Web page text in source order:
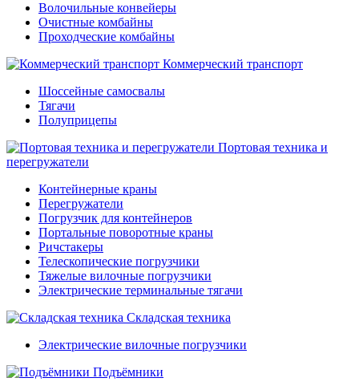
Волочильные конвейеры
Очистные комбайны
Проходческие комбайны
Коммерческий транспорт
Шоссейные самосвалы
Тягачи
Полуприцепы
Портовая техника и
перегружатели
Контейнерные краны
Перегружатели
Погрузчик для контейнеров
Портальные поворотные краны
Ричстакеры
Телескопические погрузчики
Тяжелые вилочные погрузчики
Электрические терминальные тягачи
Складская техника
Электрические вилочные погрузчики
Подъёмники